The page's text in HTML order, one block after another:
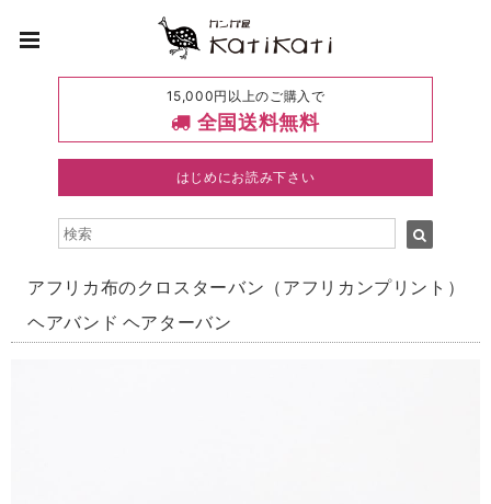
15,000円以上のご購入で
全国送料無料
はじめにお読み下さい
アフリカ布のクロスターバン（アフリカンプリント）
ヘアバンド ヘアターバン